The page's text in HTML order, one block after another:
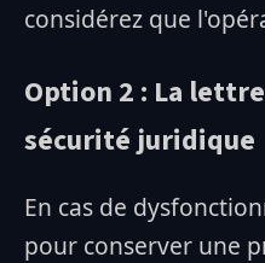
considérez que
Option 2 : La
sécurité juridique
En cas de
pour conserver une